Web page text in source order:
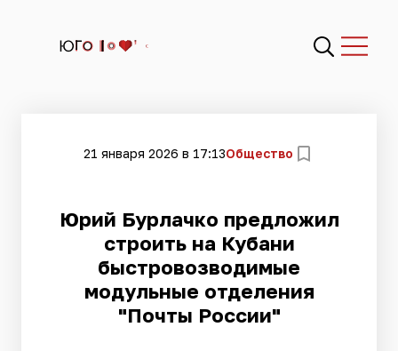
21 января 2026 в 17:13Общество
Юрий Бурлачко предложил
строить на Кубани
быстровозводимые
модульные отделения
"Почты России"